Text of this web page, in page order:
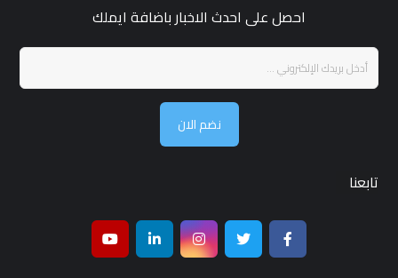
احصل على احدث الاخبار باضافة ايملك
نضم الان
تابعنا